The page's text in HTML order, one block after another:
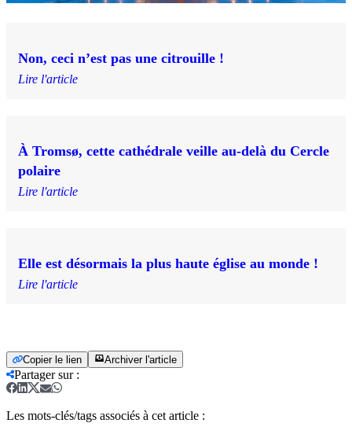
Non, ceci n’est pas une citrouille !
Lire l'article
À Tromsø, cette cathédrale veille au-delà du Cercle
polaire
Lire l'article
Elle est désormais la plus haute église au monde !
Lire l'article
Copier le lien Archiver l'article
Partager sur:
Les mots-clés/tags associés à cet article :